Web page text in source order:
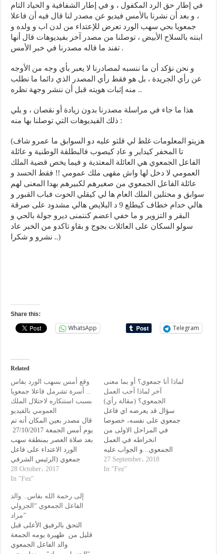
في إطار حق الرد المكفول ، و في إطار الشفافية و الحياد التام
، و بعد أن نشرنا بالأمس فيديو عن مصدر لنا قال فيه أن فاعلا
جمعويا بحي سهب الورد تعرض للإعتداء من لدن اب و ولده و
ابنته بالسلاح الأبيض ، توصلنا من مصدر آخر بفيديوهات قال أنها
تفند ما قاله مصدرنا في خبر الأمس .
و نحن نؤكد أن ما ننسبه لمصادرنا لا يعبر بأي وجه من الأوجه
عن رأي الجريدة ، بل هو فقط رأي المصدر الذي دائما ما نطلب
منه إثبات هويته قبل أن ننشر وجهة نظره ..
هذا ما جاء في مراسلة مصدرنا بدون زيادة أو نقصان ، و يلي
ذلك الفيديوهات التي توصلنا بها منه :
(هزيتو المعلومات غلط لي قلتو عليه دو السوابق ما عمرو شاف
تا المخفر كيداير و عاد كيصوب فالبطلقة الوطنية و عائلة
الفاعل الجمعوي هي العائلة المعتدية و فيما يخص قضية الملك
العمومي لا دخل لها واش مقهى ملك عمومي !! فقط الحسد و
عائلة الفاعل الجمعوي من صغيرهم لكبيرهم بهدا المعنى لهم
سوابق و محتلين الملك العام ها لي كيقلي الحوت فباب القبور و
هالي خدام خطاف كيطلع 9 د البلايص هالي مشدود على صرقة
البقر و التزوير و ما خفي اعضم كنتمنى ديرو جولة بالحي و
سولو السكان على العائلات بجوج و بقاو تاكدو من الخبر عاد
نشرو و شكرا ..)
Share this:
WhatsApp Telegram
Related
وقع أمس بسهب الورد بفاس
.. أسرة تشرمل فاعلا جمعويا
بسبب استنكاره لاحتلال الملك
العمومي بالفيديو
قال مصدر بعين المكان أنه تم
بعد صلاة العصر بمنطقة سهب
الورد الاعتداء على فاعل
جمعوي (الرئيس الشرفي
لجمعية دار النحاس للمواطنة
والتنمية المستدامة) بفاس من
مصدرنا أنه من ذوي السوابق
العدلية ، و فردين من أسرته .
الإعتداء المزعوم تم بواسطة
سلاح…
28 October، 2017
In "Fez"
لماذا أنا جمعوي؟ أو بما معنى
آخر لماذا أحب العمل
الجمعوي؟ (مقالة رأي)
سؤال قد يعرضه اي فاعل
جمعوي على نفسه، خصوصا
في المراحل الاولى من
انخراطه في العمل
الجمعوي...و الجواب عليه
يتطلب جرأة و حكمة في آن
واحد.. - الجرأة : و باعتبار أن
27 September، 2018
In "Fez"
إلى رحمة الله بفاس.. والد
الفاعل الجمعوي “الجزولي
مراد”
التحق بالرفيق الأعلى قبل
قليل من ظهيرة يومه الجمعة
والد الفاعل الجمعوي